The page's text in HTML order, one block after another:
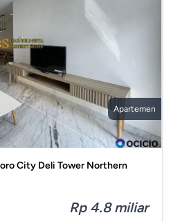
Apartemen
City Deli Tower Northern
Rp 4.8 miliar